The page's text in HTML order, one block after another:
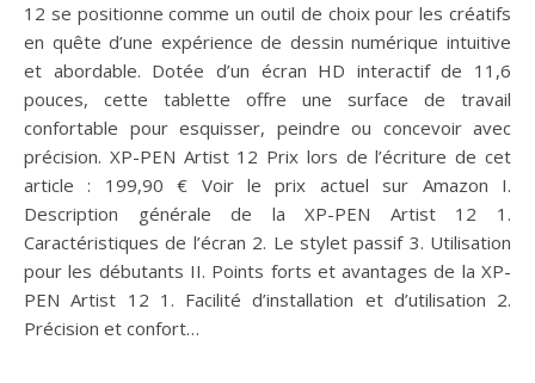
12 se positionne comme un outil de choix pour les créatifs
en quête d’une expérience de dessin numérique intuitive
et abordable. Dotée d’un écran HD interactif de 11,6
pouces, cette tablette offre une surface de travail
confortable pour esquisser, peindre ou concevoir avec
précision. XP-PEN Artist 12 Prix lors de l’écriture de cet
article : 199,90 € Voir le prix actuel sur Amazon I.
Description générale de la XP-PEN Artist 12 1.
Caractéristiques de l’écran 2. Le stylet passif 3. Utilisation
pour les débutants II. Points forts et avantages de la XP-
PEN Artist 12 1. Facilité d’installation et d’utilisation 2.
Précision et confort…